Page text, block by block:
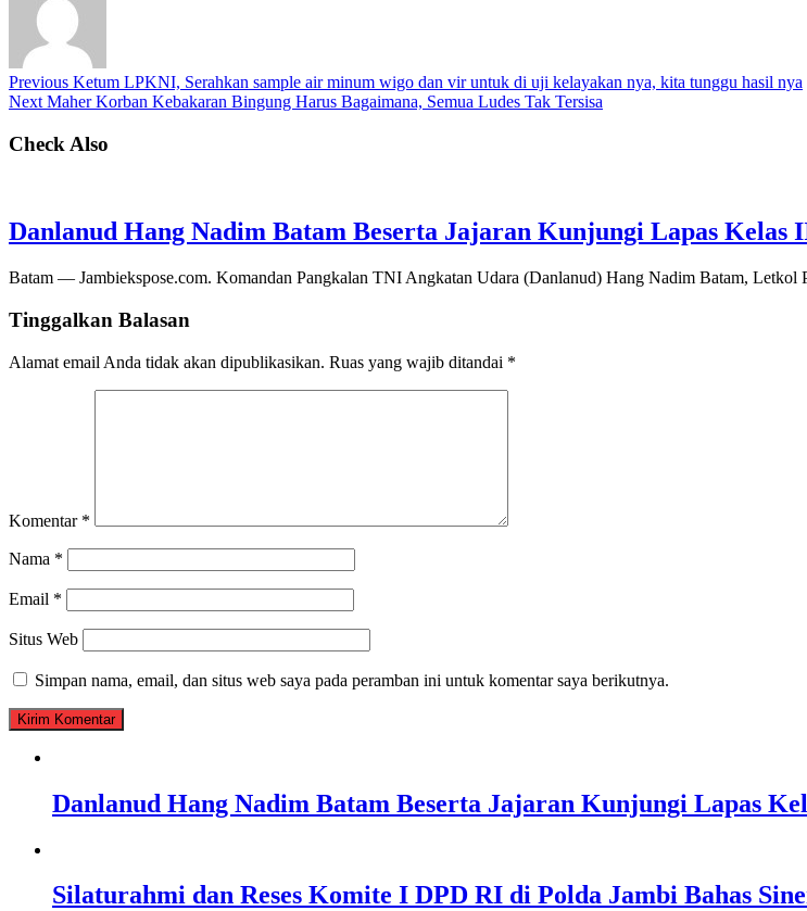
Previous Ketum LPKNI, Serahkan sample air minum wigo dan vir untuk di uji kelayakan nya, kita tunggu hasil nya
Next Maher Korban Kebakaran Bingung Harus Bagaimana, Semua Ludes Tak Tersisa
Check Also
Danlanud Hang Nadim Batam Beserta Jajaran Kunjungi Lapas Kelas
Batam — Jambiekspose.com. Komandan Pangkalan TNI Angkatan Udara (Danlanud) Hang Nadim Batam,
Tinggalkan Balasan
Alamat email Anda tidak akan dipublikasikan. Ruas yang wajib ditandai *
Komentar *
Nama *
Email *
Situs Web
Simpan nama, email, dan situs web saya pada peramban ini untuk komentar saya berikutnya.
Danlanud Hang Nadim Batam Beserta Jajaran Kunjungi Lapas
Silaturahmi dan Reses Komite I DPD RI di Polda Jambi Bahas